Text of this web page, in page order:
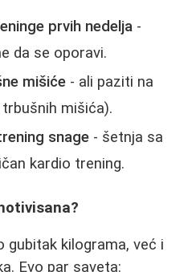
prvih nedelja -
da se oporavi.
mišiće - ali paziti na
mišića).
snage - šetnja sa
kardio trening.
gubitak kilograma, već i
Evo par saveta: